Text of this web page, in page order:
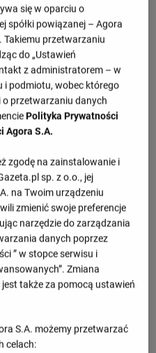
brak danych.
Europa, grupa D
M
6 16
6
6 7
się w oparciu o
spółki powiązanej – Agora
Takiemu przetwarzaniu
do „Ustawień
z administratorem – w
i podmiotu, wobec którego
o przetwarzaniu danych
Polityka Prywatności
Agora S.A.
zgodę na zainstalowanie i
sp. z o.o., jej
na Twoim urządzeniu
zmienić swoje preferencje
narzędzie do zarządzania
danych poprzez
” w stopce serwisu i
Zmiana
także za pomocą ustawień
S.A. możemy przetwarzać
celach: